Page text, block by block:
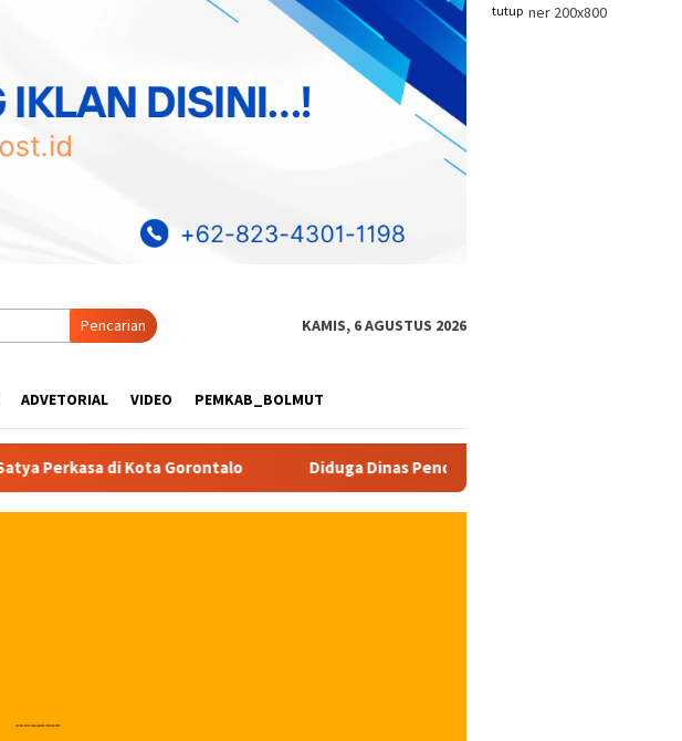
tutup
Pencarian KAMIS, 6 AGUSTUS 2026
ADVETORIAL VIDEO PEMKAB_BOLMUT
Diduga Dinas Pendidikan Provinsi Gorontalo Markup Harga Pengadaan Alat Studio